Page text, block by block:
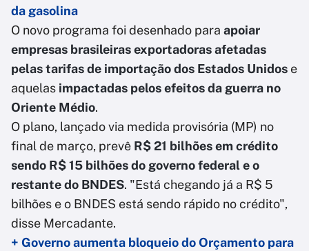
da gasolina
O novo programa foi desenhado para apoiar
empresas brasileiras exportadoras afetadas
pelas tarifas de importação dos Estados Unidos e
aquelas impactadas pelos efeitos da guerra no
Oriente Médio.
O plano, lançado via medida provisória (MP) no
final de março, prevê R$ 21 bilhões em crédito
sendo R$ 15 bilhões do governo federal e o
restante do BNDES. "Está chegando já a R$ 5
bilhões e o BNDES está sendo rápido no crédito",
disse Mercadante.
+ Governo aumenta bloqueio do Orçamento para